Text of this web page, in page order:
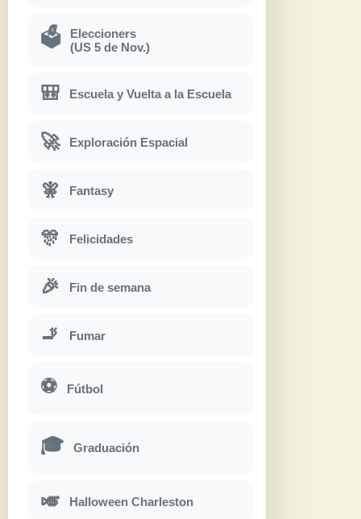
🗳
Eleccioners
(US 5 de Nov.)
🎒 Escuela y Vuelta a la Escuela
🚀 Exploración Espacial
🧚 Fantasy
🎊 Felicidades
🎉 Fin de semana
🚬 Fumar
⚽ Fútbol
🎓 Graduación
🎺 Halloween Charleston